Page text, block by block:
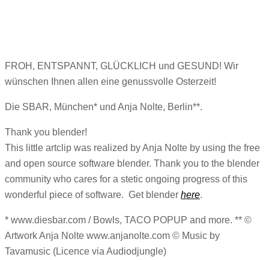
FROH, ENTSPANNT, GLÜCKLICH und GESUND! Wir
wünschen Ihnen allen eine genussvolle Osterzeit!
Die SBAR, München* und Anja Nolte, Berlin**.
Thank you blender!
This little artclip was realized by Anja Nolte by using the free
and open source software blender. Thank you to the blender
community who cares for a stetic ongoing progress of this
wonderful piece of software. Get blender here.
* www.diesbar.com / Bowls, TACO POPUP and more. ** ©
Artwork Anja Nolte www.anjanolte.com © Music by
Tavamusic (Licence via Audiodjungle)